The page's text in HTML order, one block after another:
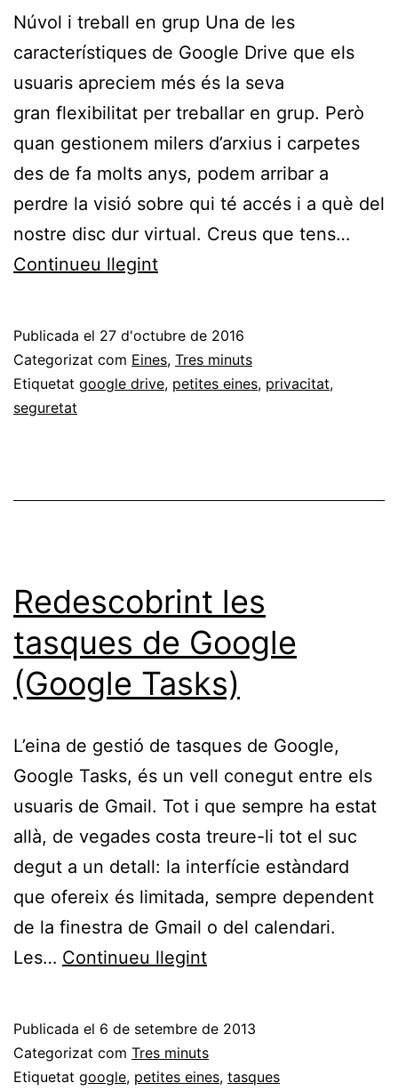
Núvol i treball en grup Una de les
característiques de Google Drive que els
usuaris apreciem més és la seva
gran flexibilitat per treballar en grup. Però
quan gestionem milers d’arxius i carpetes
des de fa molts anys, podem arribar a
perdre la visió sobre qui té accés i a què del
nostre disc dur virtual. Creus que tens…
Continueu llegintControla
accés
als
Google
WhoHasAccess
Publicada el 27 d'octubre de 2016
Categorizat com Eines, Tres minuts
Etiquetat google drive, petites eines, privacitat,
seguretat
Redescobrint les
tasques de Google
(Google Tasks)
L’eina de gestió de tasques de Google,
Google Tasks, és un vell conegut entre els
usuaris de Gmail. Tot i que sempre ha estat
allà, de vegades costa treure-li tot el suc
degut a un detall: la interfície estàndard
que ofereix és limitada, sempre dependent
de la finestra de Gmail o del calendari.
Les… Continueu llegintRedescobrint
de
Google
Publicada el 6 de setembre de 2013
Categorizat com Tres minuts
Etiquetat google, petites eines, tasques